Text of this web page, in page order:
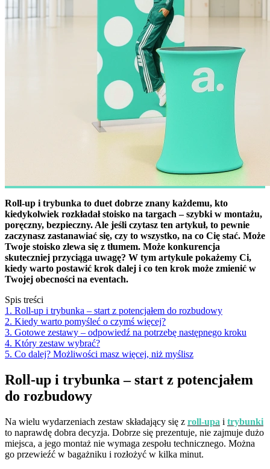
Roll-up i trybunka to duet dobrze znany każdemu, kto
kiedykolwiek rozkładał stoisko na targach – szybki w montażu,
poręczny, bezpieczny. Ale jeśli czytasz ten artykuł, to pewnie
zaczynasz zastanawiać się, czy to wszystko, na co Cię stać. Może
Twoje stoisko zlewa się z tłumem. Może konkurencja
skuteczniej przyciąga uwagę? W tym artykule pokażemy Ci,
kiedy warto postawić krok dalej i co ten krok może zmienić w
Twojej obecności na eventach.
Spis treści
1. Roll-up i trybunka – start z potencjałem do rozbudowy
2. Kiedy warto pomyśleć o czymś więcej?
3. Gotowe zestawy – odpowiedź na potrzebę następnego kroku
4. Który zestaw wybrać?
5. Co dalej? Możliwości masz więcej, niż myślisz
Roll-up i trybunka – start z potencjałem
do rozbudowy
Na wielu wydarzeniach zestaw składający się z roll-upa i trybunki
to naprawdę dobra decyzja. Dobrze się prezentuje, nie zajmuje dużo
miejsca, a jego montaż nie wymaga zespołu technicznego. Można
go przewieźć w bagażniku i rozłożyć w kilka minut.